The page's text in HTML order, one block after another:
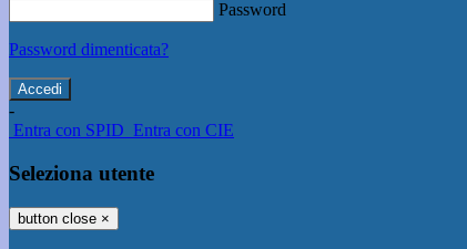
Password
Password dimenticata?
-
Entra con SPID Entra con CIE
Seleziona utente
button close ×